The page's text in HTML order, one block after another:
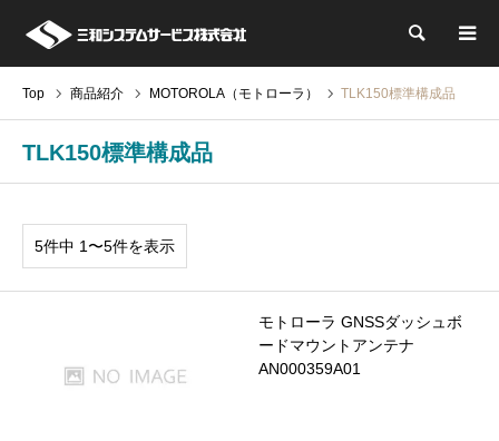
検索
Top 商品紹介 MOTOROLA（モトローラ） TLK150標準構成品
TLK150標準構成品
5件中 1〜5件を表示
モトローラ GNSSダッシュボ
ードマウントアンテナ
AN000359A01